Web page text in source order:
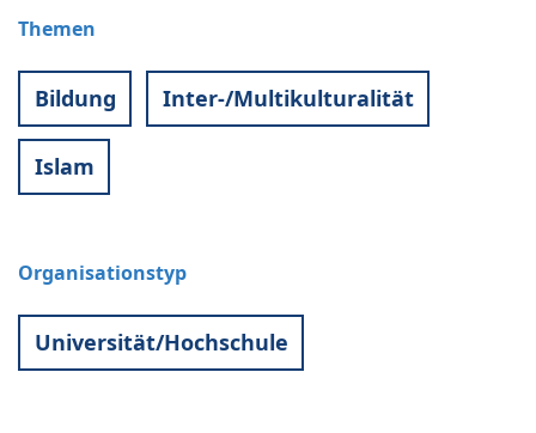
Themen
Bildung Inter-/Multikulturalität
Islam
Organisationstyp
Universität/Hochschule